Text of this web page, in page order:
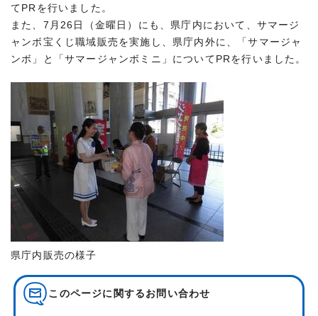
てPRを行いました。
また、7月26日（金曜日）にも、県庁内において、サマージ
ャンボ宝くじ職域販売を実施し、県庁内外に、「サマージャ
ンボ」と「サマージャンボミニ」についてPRを行いました。
県庁内販売の様子
このページに関する お問い合わせ